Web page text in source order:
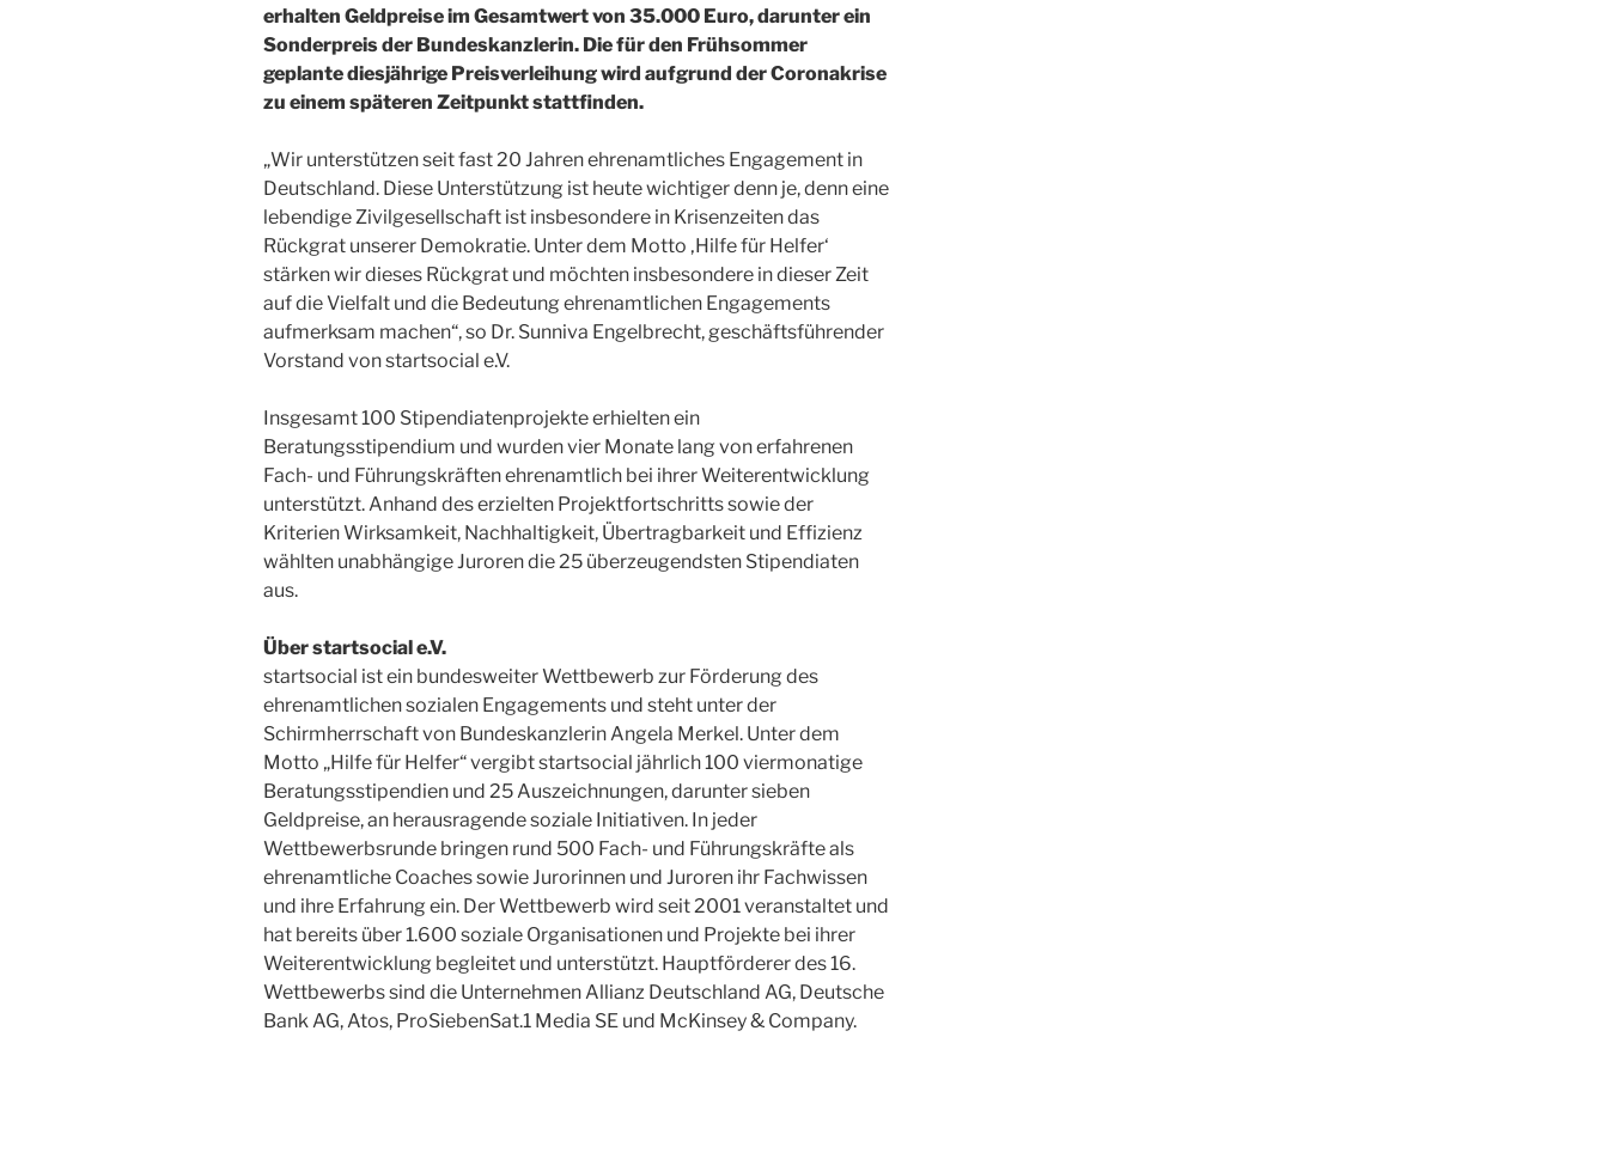
erhalten Geldpreise im Gesamtwert von 35.000 Euro, darunter ein
Sonderpreis der Bundeskanzlerin. Die für den Frühsommer
geplante diesjährige Preisverleihung wird aufgrund der Coronakrise
zu einem späteren Zeitpunkt stattfinden.
„Wir unterstützen seit fast 20 Jahren ehrenamtliches Engagement in
Deutschland. Diese Unterstützung ist heute wichtiger denn je, denn eine
lebendige Zivilgesellschaft ist insbesondere in Krisenzeiten das
Rückgrat unserer Demokratie. Unter dem Motto ‚Hilfe für Helfer‘
stärken wir dieses Rückgrat und möchten insbesondere in dieser Zeit
auf die Vielfalt und die Bedeutung ehrenamtlichen Engagements
aufmerksam machen“, so Dr. Sunniva Engelbrecht, geschäftsführender
Vorstand von startsocial e.V.
Insgesamt 100 Stipendiatenprojekte erhielten ein
Beratungsstipendium und wurden vier Monate lang von erfahrenen
Fach- und Führungskräften ehrenamtlich bei ihrer Weiterentwicklung
unterstützt. Anhand des erzielten Projektfortschritts sowie der
Kriterien Wirksamkeit, Nachhaltigkeit, Übertragbarkeit und Effizienz
wählten unabhängige Juroren die 25 überzeugendsten Stipendiaten
aus.
Über startsocial e.V.
startsocial ist ein bundesweiter Wettbewerb zur Förderung des
ehrenamtlichen sozialen Engagements und steht unter der
Schirmherrschaft von Bundeskanzlerin Angela Merkel. Unter dem
Motto „Hilfe für Helfer“ vergibt startsocial jährlich 100 viermonatige
Beratungsstipendien und 25 Auszeichnungen, darunter sieben
Geldpreise, an herausragende soziale Initiativen. In jeder
Wettbewerbsrunde bringen rund 500 Fach- und Führungskräfte als
ehrenamtliche Coaches sowie Jurorinnen und Juroren ihr Fachwissen
und ihre Erfahrung ein. Der Wettbewerb wird seit 2001 veranstaltet und
hat bereits über 1.600 soziale Organisationen und Projekte bei ihrer
Weiterentwicklung begleitet und unterstützt. Hauptförderer des 16.
Wettbewerbs sind die Unternehmen Allianz Deutschland AG, Deutsche
Bank AG, Atos, ProSiebenSat.1 Media SE und McKinsey & Company.